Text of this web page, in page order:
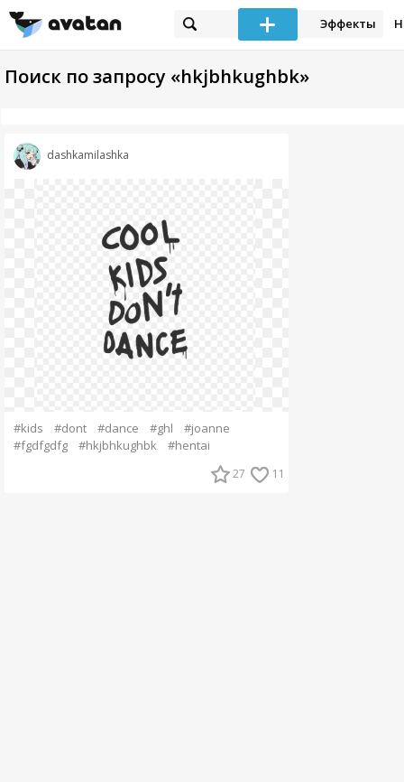
Эффекты
Поиск по запросу «hkjbhkughbk»
dashkamilashka
#kids #dont #dance #ghl
#joanne
#fgdfgdfg
#hkjbhkughbk #hentai
27 11